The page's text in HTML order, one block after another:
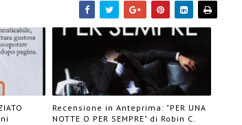
Recensione in Anteprima: "PER UNA
NOTTE O PER SEMPRE" di Robin C.